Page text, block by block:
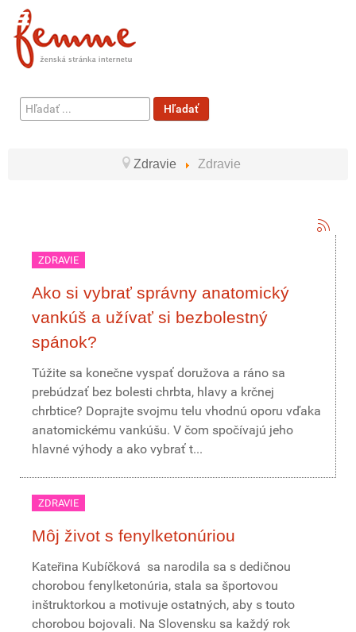
Hľadať
...
Hľadať
Zdravie Zdravie
ZDRAVIE
Ako si vybrať správny anatomický
vankúš a užívať si bezbolestný
spánok?
Túžite sa konečne vyspať doružova a ráno sa
prebúdzať bez bolesti chrbta, hlavy a krčnej
chrbtice? Doprajte svojmu telu vhodnú oporu vďaka
anatomickému vankúšu. V čom spočívajú jeho
hlavné výhody a ako vybrať t...
ZDRAVIE
Môj život s fenylketonúriou
Kateřina Kubíčková sa narodila sa s dedičnou
chorobou fenylketonúria, stala sa športovou
inštruktorkou a motivuje ostatných, aby s touto
chorobou bojovali. Na Slovensku sa každý rok